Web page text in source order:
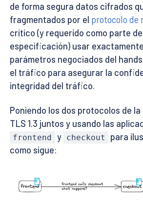
de forma segura datos cifrados
fragmentados por el protocolo de
crítico (y requerido como parte
especificación) usar
parámetros negociados del
el tráfico para asegurar la
integridad del tráfico.
Poniendo los dos protocolos de
TLS 1.3 juntos y usando las
frontend y checkout
para
como sigue: